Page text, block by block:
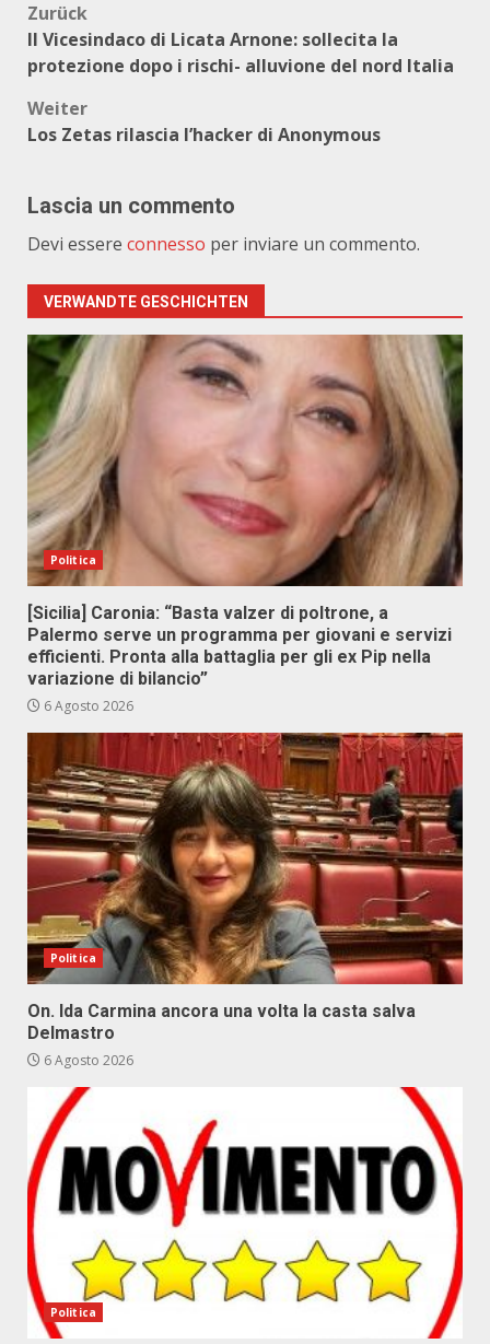
Beitragsnavigation
Zurück
Il Vicesindaco di Licata Arnone: sollecita la
protezione dopo i rischi- alluvione del nord Italia
Weiter
Los Zetas rilascia l’hacker di Anonymous
Lascia un commento
Devi essere connesso per inviare un commento.
VERWANDTE GESCHICHTEN
Politica
[Sicilia] Caronia: “Basta valzer di poltrone, a
Palermo serve un programma per giovani e servizi
efficienti. Pronta alla battaglia per gli ex Pip nella
variazione di bilancio”
6 Agosto 2026
Politica
On. Ida Carmina ancora una volta la casta salva
Delmastro
6 Agosto 2026
Politica